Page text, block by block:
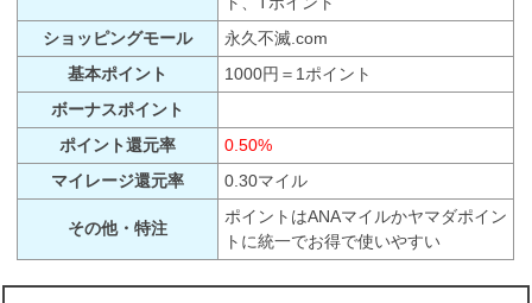
ショッピングモール
永久不滅.com
基本ポイント
1000円＝1ポイント
ボーナスポイント
ポイント還元率
0.50%
マイレージ還元率
0.30マイル
その他・特注
ポイントはANAマイルかヤマダポイン
トに統一でお得で使いやすい